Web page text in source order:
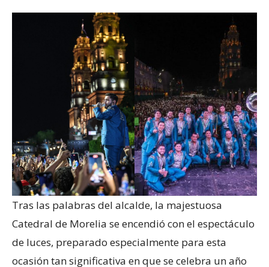
Tras las palabras del alcalde, la majestuosa
Catedral de Morelia se encendió con el espectáculo
de luces, preparado especialmente para esta
ocasión tan significativa en que se celebra un año